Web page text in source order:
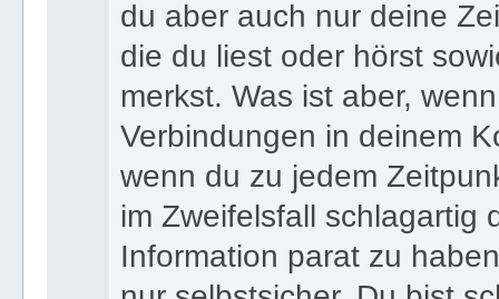
Gruppen doof da stehst.
du aber auch nur deine
die du liest oder hörst
merkst. Was ist aber,
Verbindungen in deinem
wenn du zu jedem
im Zweifelsfall schlagartig